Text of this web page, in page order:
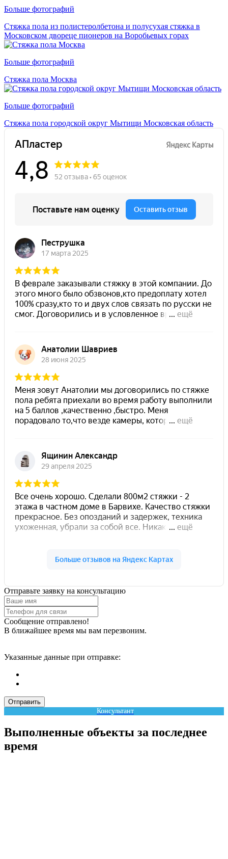
Больше фотографий
Стяжка пола из полистеролбетона и полусухая стяжка в
Московском двореце пионеров на Воробьевых горах
Больше фотографий
Стяжка пола Москва
Больше фотографий
Стяжка пола городской округ Мытищи Московская область
Отправьте заявку на консультацию
Сообщение отправлено!
В ближайшее время мы вам перезвоним.
Указанные данные при отправке:
Отправить
Консультант
Выполненные объекты за последнее
время